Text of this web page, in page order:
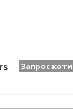
Запрос